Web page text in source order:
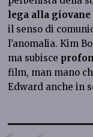
lega alla giovane
il senso di
l’anomalia. Kim
ma subisce
film, man mano
Edward anche in